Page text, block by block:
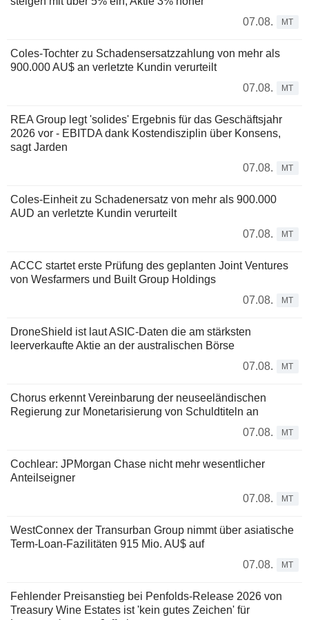
07.08.
MT
Coles-Tochter zu Schadensersatzzahlung von mehr als
900.000 AU$ an verletzte Kundin verurteilt
07.08.
MT
REA Group legt 'solides' Ergebnis für das Geschäftsjahr
2026 vor - EBITDA dank Kostendisziplin über Konsens,
sagt Jarden
07.08.
MT
Coles-Einheit zu Schadenersatz von mehr als 900.000
AUD an verletzte Kundin verurteilt
07.08.
MT
ACCC startet erste Prüfung des geplanten Joint Ventures
von Wesfarmers und Built Group Holdings
07.08.
MT
DroneShield ist laut ASIC-Daten die am stärksten
leerverkaufte Aktie an der australischen Börse
07.08.
MT
Chorus erkennt Vereinbarung der neuseeländischen
Regierung zur Monetarisierung von Schuldtiteln an
07.08.
MT
Cochlear: JPMorgan Chase nicht mehr wesentlicher
Anteilseigner
07.08.
MT
WestConnex der Transurban Group nimmt über asiatische
Term-Loan-Fazilitäten 915 Mio. AU$ auf
07.08.
MT
Fehlender Preisanstieg bei Penfolds-Release 2026 von
Treasury Wine Estates ist 'kein gutes Zeichen' für